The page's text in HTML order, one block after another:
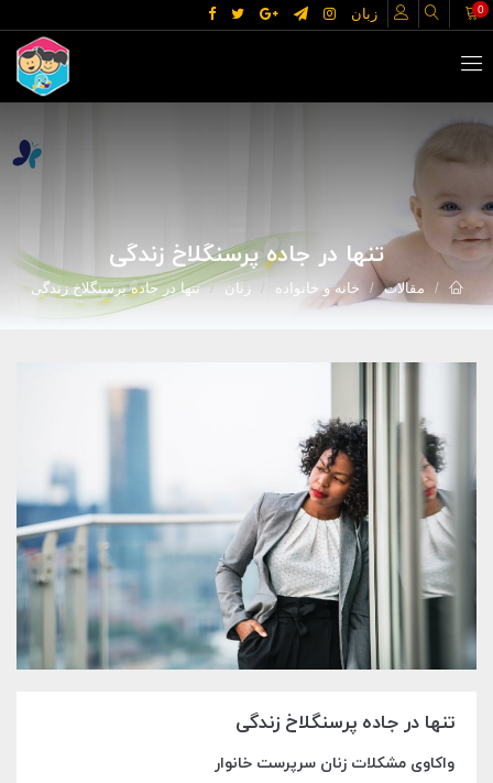
زبان 0
تنها در جاده پرسنگلاخ زندگی
مقالات خانه و خانواده زنان تنها در جاده پرسنگلاخ زندگی
تنها در جاده پرسنگلاخ زندگی
واکاوی مشکلات زنان سرپرست خانوار